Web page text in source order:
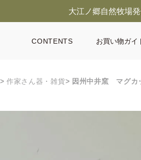
大江ノ郷自然牧場
CONTENTS お買い物ガイ
作家さん器・雑貨 因州中井窯 マグカ